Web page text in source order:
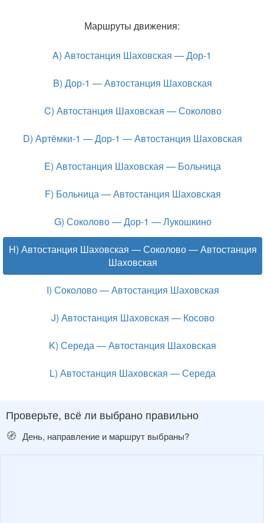
Маршруты движения:
A) Автостанция Шаховская — Дор-1
B) Дор-1 — Автостанция Шаховская
C) Автостанция Шаховская — Соколово
D) Артёмки-1 — Дор-1 — Автостанция Шаховская
E) Автостанция Шаховская — Больница
F) Больница — Автостанция Шаховская
G) Соколово — Дор-1 — Лукошкино
H) Автостанция Шаховская — Соколово — Автостанция
Шаховская
I) Соколово — Автостанция Шаховская
J) Автостанция Шаховская — Косово
K) Середа — Автостанция Шаховская
L) Автостанция Шаховская — Середа
Проверьте, всё ли выбрано правильно
🧭 День, направление и маршрут выбраны?